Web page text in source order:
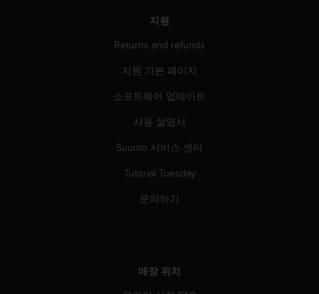
지원
Returns and refunds
지원 기본 페이지
소프트웨어 업데이트
사용 설명서
Suunto 서비스 센터
Tutorial Tuesday
문의하기
매장 위치